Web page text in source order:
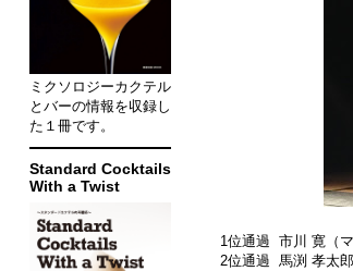
1位通過 市川 寛（
2位通過 馬渕 孝太
ミクソロジーカクテル
とバーの情報を収録し
た１冊です。
Standard Cocktails
With a Twist